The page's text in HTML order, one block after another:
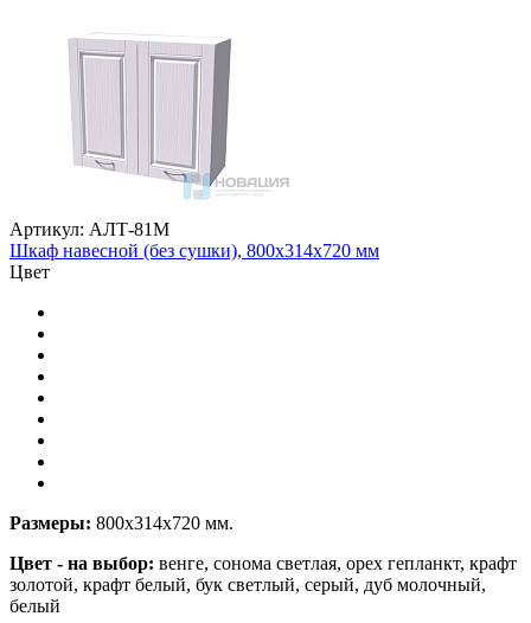
Артикул: АЛТ-81М
Шкаф навесной (без сушки), 800х314х720 мм
Цвет
Размеры: 800х314х720 мм.
Цвет - на выбор: венге, сонома светлая, орех гепланкт, крафт
золотой, крафт белый, бук светлый, серый, дуб молочный,
белый